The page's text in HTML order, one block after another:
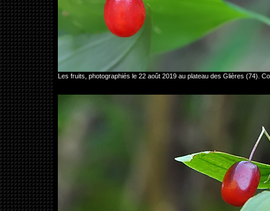
Les fruits, photographiés le 22 août 2019 au plateau des Glières (74).